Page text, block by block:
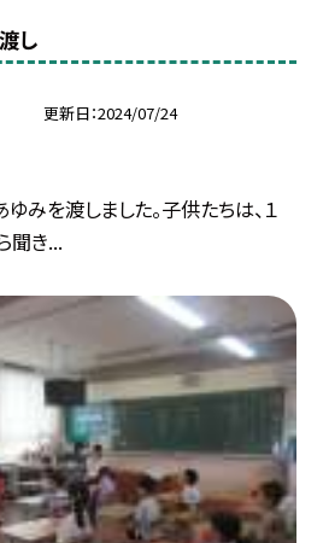
し
更新日 2024/07/24
みを渡しました。子供たちは、１
聞き...